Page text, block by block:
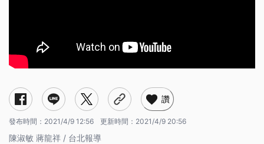
讚
發布時間： 2021/4/9 12:56 更新時間： 2021/4/9 20:56
陳淑敏 蔣龍祥 / 台北報導